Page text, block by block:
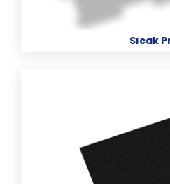
Sıcak